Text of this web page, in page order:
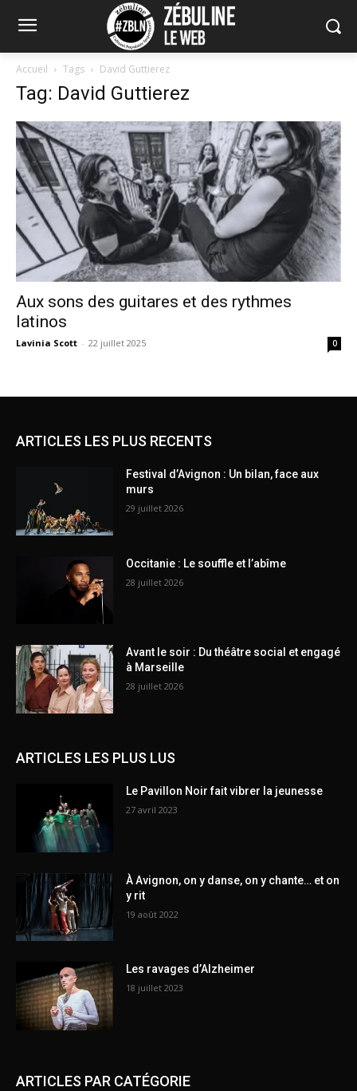
Accueil Tags David Guttierez
Tag: David Guttierez
Aux sons des guitares et des rythmes
latinos
Lavinia Scott - 22 juillet 2025 0
ARTICLES LES PLUS RECENTS
Festival d’Avignon : Un bilan, face aux
murs
29 juillet 2026
Occitanie : Le souffle et l’abîme
28 juillet 2026
Avant le soir : Du théâtre social et engagé
à Marseille
28 juillet 2026
ARTICLES LES PLUS LUS
Le Pavillon Noir fait vibrer la jeunesse
27 avril 2023
À Avignon, on y danse, on y chante… et on
y rit
19 août 2022
Les ravages d’Alzheimer
18 juillet 2023
ARTICLES PAR CATÉGORIE